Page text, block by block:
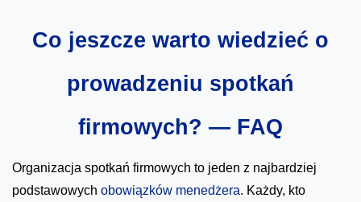
Co jeszcze warto wiedzieć o
prowadzeniu spotkań
firmowych? — FAQ
Organizacja spotkań firmowych to jeden z najbardziej
podstawowych obowiązków menedżera. Każdy, kto